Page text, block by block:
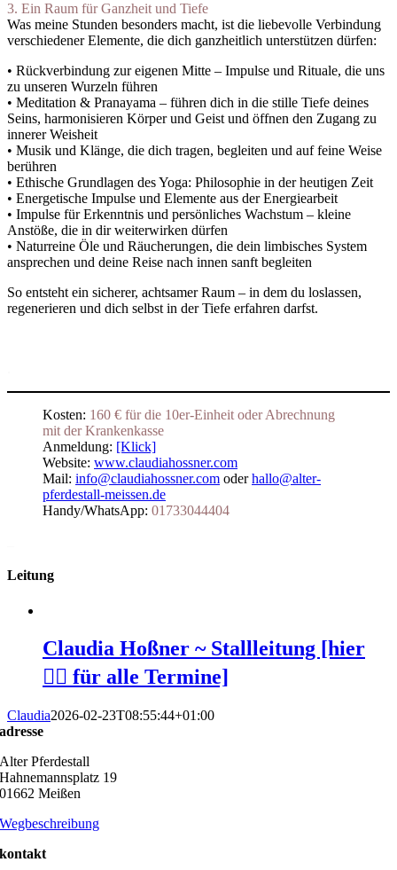
3. Ein Raum für Ganzheit und Tiefe
Was meine Stunden besonders macht, ist die liebevolle Verbindung
verschiedener Elemente, die dich ganzheitlich unterstützen dürfen:
• Rückverbindung zur eigenen Mitte – Impulse und Rituale, die uns
zu unseren Wurzeln führen
• Meditation & Pranayama – führen dich in die stille Tiefe deines
Seins, harmonisieren Körper und Geist und öffnen den Zugang zu
innerer Weisheit
• Musik und Klänge, die dich tragen, begleiten und auf feine Weise
berühren
• Ethische Grundlagen des Yoga: Philosophie in der heutigen Zeit
• Energetische Impulse und Elemente aus der Energiearbeit
• Impulse für Erkenntnis und persönliches Wachstum – kleine
Anstöße, die in dir weiterwirken dürfen
• Naturreine Öle und Räucherungen, die dein limbisches System
ansprechen und deine Reise nach innen sanft begleiten
So entsteht ein sicherer, achtsamer Raum – in dem du loslassen,
regenerieren und dich selbst in der Tiefe erfahren darfst.
Kosten: 160 € für die 10er-Einheit oder Abrechnung
mit der Krankenkasse
Anmeldung: [Klick]
Website: www.claudiahossner.com
Mail: info@claudiahossner.com oderhallo@alter-
pferdestall-meissen.de
Handy/WhatsApp: 01733044404
Leitung
Claudia Hoßner ~ Stallleitung [hier
👆🏻 für alle Termine]
Claudia2026-02-23T08:55:44+01:00
adresse
Alter Pferdestall
Hahnemannsplatz 19
01662 Meißen
Wegbeschreibung
kontakt